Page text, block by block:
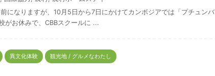
になりますが、10月5日から7日にかけてカンボジアでは「プチュンバ
がお休みで、CBBスクールに ...
異文化体験 観光地 / グルメなわたし